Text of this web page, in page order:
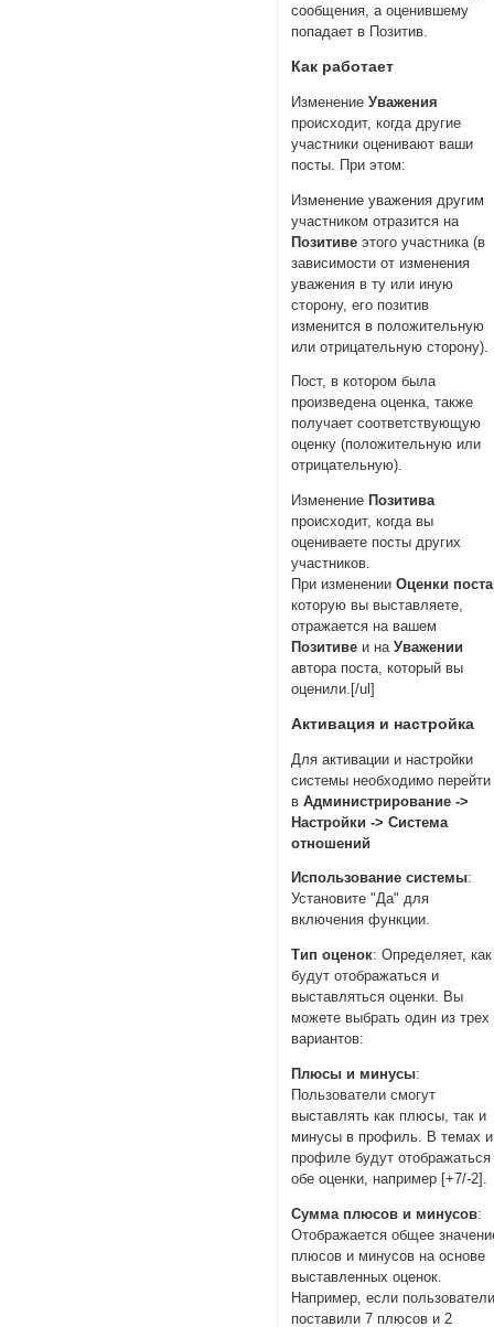
сообщения, а оценившему
попадает в Позитив.
Как работает
ИзменениеУважения
происходит, когда другие
участники оценивают ваши
посты. При этом:
Изменение уважения другим
участником отразится на
Позитиве этого участника (в
зависимости от изменения
уважения в ту или иную
сторону, его позитив
изменится в положительную
или отрицательную сторону).
Пост, в котором была
произведена оценка, также
получает соответствующую
оценку (положительную или
отрицательную).
Изменение Позитива
происходит, когда вы
оцениваете посты других
участников.
При измененииОценки поста
которую вы выставляете,
отражается на вашем
Позитиве и наУважении
автора поста, который вы
оценили.[/ul]
Активация и настройка
Для активации и настройки
системы необходимо перейти
вАдминистрирование ->
Настройки -> Система
отношений
Использование системы:
Установите "Да" для
включения функции.
Тип оценок: Определяет, как
будут отображаться и
выставляться оценки. Вы
можете выбрать один из трех
вариантов:
Плюсы и минусы:
Пользователи смогут
выставлять как плюсы, так и
минусы в профиль. В темах и
профиле будут отображаться
обе оценки, например [+7/-2].
Сумма плюсов и минусов:
Отображается общее
плюсов и минусов на основе
выставленных оценок.
Например, если
поставили 7 плюсов и 2